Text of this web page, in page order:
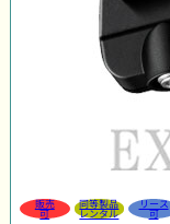
販売
可
同等製品
レンタル
リース
可